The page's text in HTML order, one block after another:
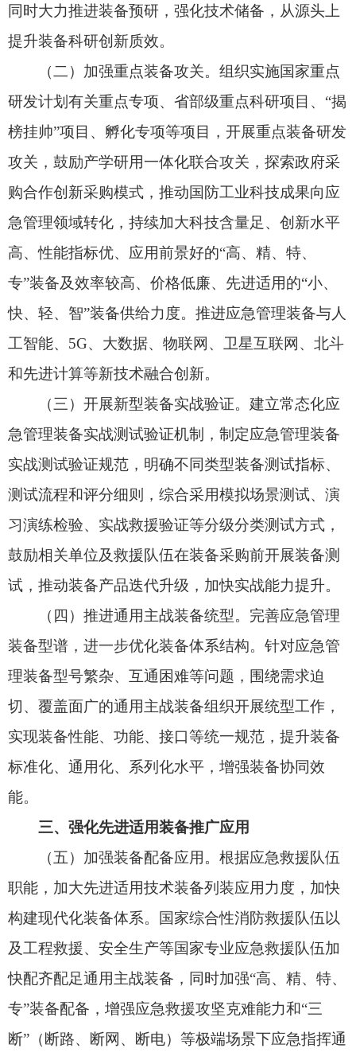
急管理装备实战测试验证机制，制定应急管理装备
实战测试验证规范，明确不同类型装备测试指标、
习演练检验、实战救援验证等分级分类测试方式，
鼓励相关单位及救援队伍在装备采购前开展装备测
试，推动装备产品迭代升级，加快实战能力提升。
（四）推进通用主战装备统型。完善应急管理
装备型谱，进一步优化装备体系结构。针对应急管
切、覆盖面广的通用主战装备组织开展统型工作，
实现装备性能、功能、接口等统一规范，提升装备
标准化、通用化、系列化水平，增强装备协同效
能。
三、强化先进适用装备推广应用
职能，加大先进适用技术装备列装应用力度，加快
构建现代化装备体系。国家综合性消防救援队伍以
及工程救援、安全生产等国家专业应急救援队伍加
快配齐配足通用主战装备，同时加强“高、精、特、
专”装备配备，增强应急救援攻坚克难能力和“三
信保障能力，提升无人化、智能化、高端化水平；
地方专业救援队伍、社会应急力量、基层综合应急
救援队伍等救援力量加强“小、快、轻、智”装备配
备，提升日常风险防范、第一时间先期处置等能
力。加快国家区域应急救援中心装备建设，提升区
配备，提升调度指挥、会商研判、业务保障等能
力。基层灾害信息员加强灾害现场灾情采集获取、
灾害损失评估、人员安全防护等相关装备配备，提
升灾害现场态势感知和分析研判能力。加强应急物
资保障队伍和受灾群众安置救助类装备建设，提升
执法装备和执法保障装备配备，提升安全生产风险
隐患排查治理能力。
（六）加强安全生产设备更新。聚焦矿山、危
险化学品、工贸等重点行业领域，制定落后技术装
备淘汰目录，持续推进“机械化换人、自动化减人、
展安全生产领域大规模设备更新，加强工业领域先
进安全应急装备更新配备，淘汰落后工艺和设备，
着力提升本质安全水平。